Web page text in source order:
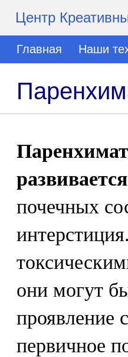
Центр
Главная Наши
развивается
почечных
они могут
проявление
первичное